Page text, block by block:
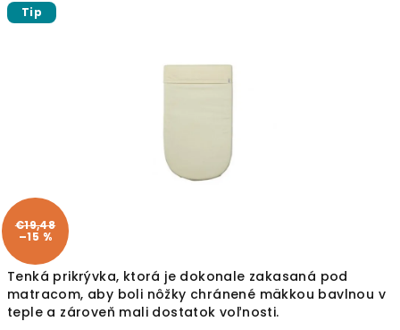
Tenká prikrývka, ktorá je dokonale zakasaná pod
matracom, aby boli nôžky chránené mäkkou bavlnou v
teple a zároveň mali dostatok voľnosti.
Tip
€19,48
–15 %